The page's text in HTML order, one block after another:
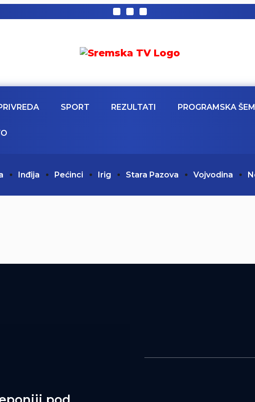
SPORT REZULTATI PROGRAMSKA
Inđija Pećinci Irig Stara Pazova Vojvodina